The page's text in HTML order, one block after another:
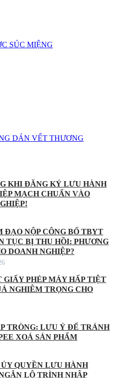
SÚC MIỆNG
DÁN VẾT THƯƠNG
KHI ĐĂNG KÝ LƯU HÀNH
MẠCH CHUẨN VÀO
ĐẠO NỘP CÔNG BỐ TBYT
TỤC BỊ THU HỒI: PHƯƠNG
DOANH NGHIỆP?
GIẤY PHÉP MÁY HẤP TIỆT
NGHIÊM TRỌNG CHO
TRÒNG: LƯU Ý ĐỂ TRÁNH
XOÁ SẢN PHẨM
QUYỀN LƯU HÀNH
LỘ TRÌNH NHẬP